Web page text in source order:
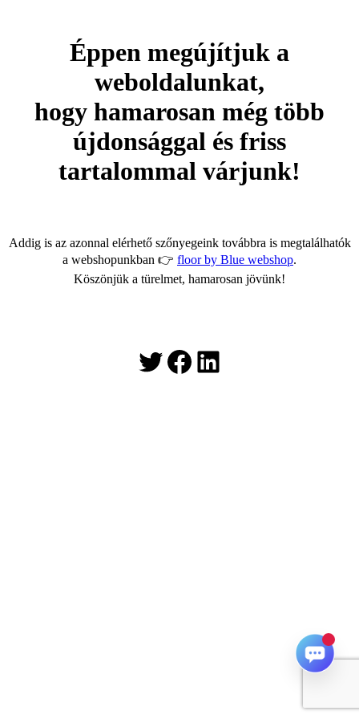
Éppen megújítjuk a
weboldalunkat,
hogy hamarosan még több
újdonsággal és friss
tartalommal várjunk!
Addig is az azonnal elérhető szőnyegeink továbbra is megtalálhatók
a webshopunkban 👉 floor by Blue webshop.
Köszönjük a türelmet, hamarosan jövünk!
Twitter
Facebook
LinkedIn